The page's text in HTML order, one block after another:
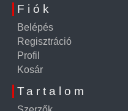
Fiók
Belépés
Regisztráció
Profil
Kosár
Tartalom